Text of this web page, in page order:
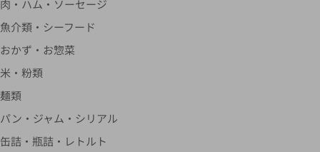
肉・ハム・ソーセージ
魚介類・シーフード
おかず・お惣菜
米・粉類
麺類
パン・ジャム・シリアル
缶詰・瓶詰・レトルト